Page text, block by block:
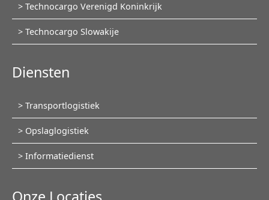
Technocargo Verenigd Koninkrijk
Technocargo Slowakije
Diensten
Navigatie
overslaan
Transportlogistiek
Opslaglogistiek
Informatiedienst